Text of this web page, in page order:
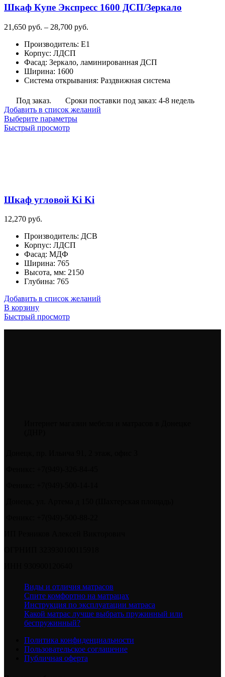
Шкаф Купе Экспресс 1600 ДСП/Зеркало
21,650 руб. – 28,700 руб.
21,650
–
руб.
Производитель: E1
Корпус: ЛДСП
Фасад: Зеркало, ламинированная ДСП
Ширина: 1600
Система открывания: Раздвижная система
Под заказ.
Сроки поставки под заказ: 4-8 недель
Добавить в список желаний
Выберите параметрыЭтот
странице
Быстрый просмотр
Шкаф угловой Ki Ki
12,270 руб.
Производитель: ДСВ
Корпус: ЛДСП
Фасад: МДФ
Ширина: 765
Высота, мм: 2150
Глубина: 765
Добавить в список желаний
В корзину
Быстрый просмотр
Виды и отличия матрасов
Спите комфортно на матрацах
Инструкция по эксплуатации матраса
Какой матрас лучше выбрать пружинный или
беспружинный?
Политика конфиденциальности
Пользовательское соглашение
Публичная оферта